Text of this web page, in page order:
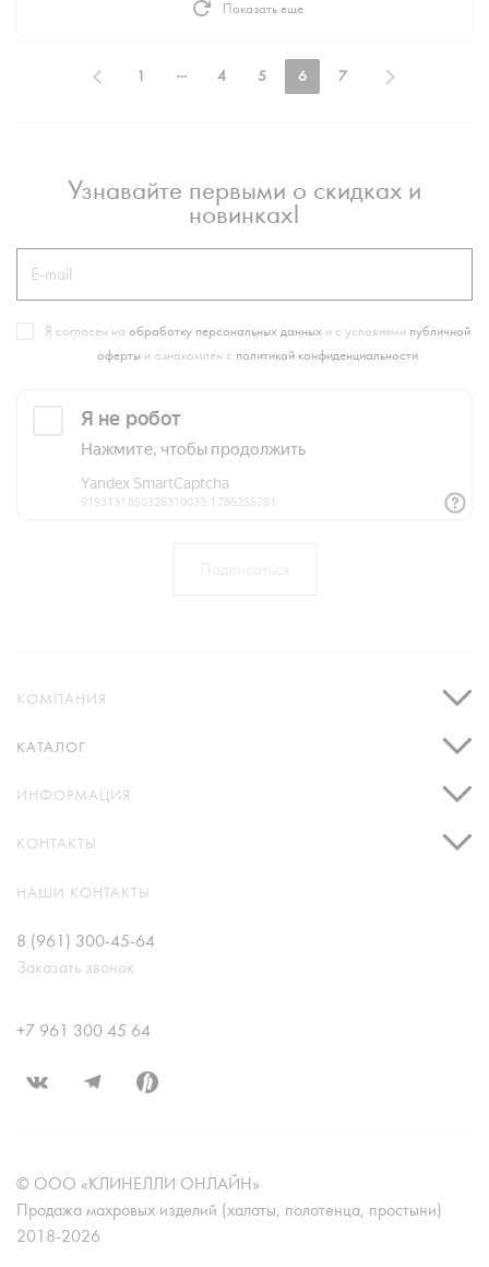
Показать еще
1 4 5 6 7
Узнавайте первыми о скидках и
новинках!
Я согласен на обработку персональных данныхи с условиями публичной
офертыи ознакомлен с политикой конфиденциальности
КОМПАНИЯ
КАТАЛОГ
ИНФОРМАЦИЯ
КОНТАКТЫ
НАШИ КОНТАКТЫ
8 (961) 300-45-64
Заказать звонок
+7 961 300 45 64
© ООО «КЛИНЕЛЛИ ОНЛАЙН»
Продажа махровых изделий (халаты, полотенца, простыни)
2018-2026